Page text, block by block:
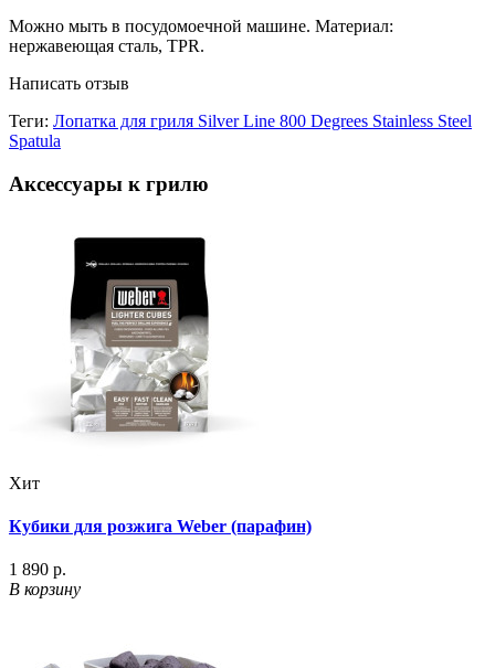
Можно мыть в посудомоечной машине. Материал:
нержавеющая сталь, TPR.
Написать отзыв
Теги: Лопатка для гриля Silver Line 800 Degrees Stainless Steel
Spatula
Аксессуары к грилю
Хит
Кубики для розжига Weber (парафин)
1 890 р.
В корзину